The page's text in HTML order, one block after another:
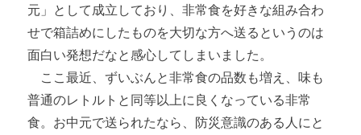
元」として成立しており、非常食を好きな組み合わ
せで箱詰めにしたものを大切な方へ送るというのは
面白い発想だなと感心してしまいました。
ここ最近、ずいぶんと非常食の品数も増え、味も
普通のレトルトと同等以上に良くなっている非常
食。お中元で送られたなら、防災意識のある人にと